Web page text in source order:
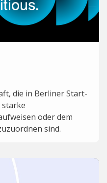
die in Berliner Start-
starke
oder dem
sind.